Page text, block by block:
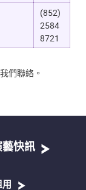
(852)
2584
8721
們聯絡。
藝快訊
用